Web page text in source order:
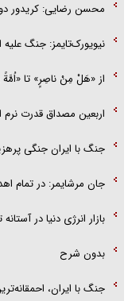
محسن رضایی: کریدور
نیویورک‌تایمز: جنگ
از «هَلْ مِنْ ناصِرٍ» تا
اربعین مصداق قدرت
جنگ با ایران جنگی
جان مرشایمر: در تمام
بازار انرژی دنیا در
بدون شرح
جنگ با ایران،